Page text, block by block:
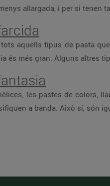
allargada, i per si tenen
aquells tipus de pasta
és més gran. Alguns altres
les pastes de colors,
a banda. Això sí, són